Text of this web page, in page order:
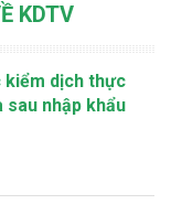
KDTV
kiểm dịch thực
sau nhập khẩu